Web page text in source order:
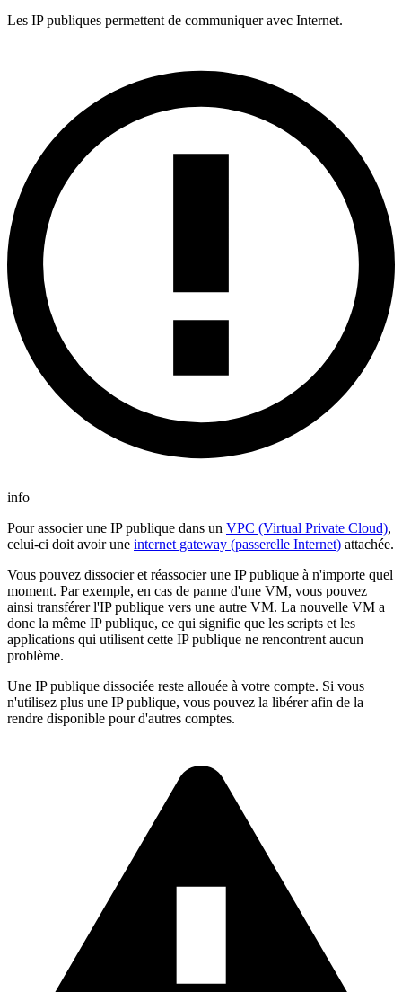
Les IP publiques permettent de communiquer avec Internet.
info
Pour associer une IP publique dans un VPC (Virtual Private Cloud),
celui-ci doit avoir une internet gateway (passerelle Internet) attachée.
Vous pouvez dissocier et réassocier une IP publique à n'importe quel
moment. Par exemple, en cas de panne d'une VM, vous pouvez
ainsi transférer l'IP publique vers une autre VM. La nouvelle VM a
donc la même IP publique, ce qui signifie que les scripts et les
applications qui utilisent cette IP publique ne rencontrent aucun
problème.
Une IP publique dissociée reste allouée à votre compte. Si vous
n'utilisez plus une IP publique, vous pouvez la libérer afin de la
rendre disponible pour d'autres comptes.